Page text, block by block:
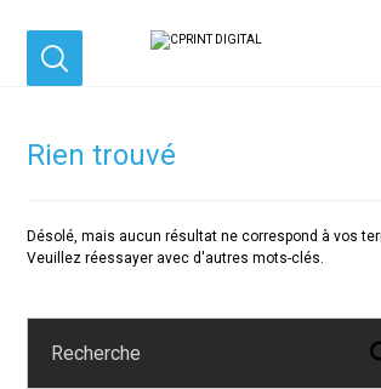
Rien trouvé
Désolé, mais aucun résultat ne correspond à vos
Veuillez réessayer avec d'autres mots-clés.